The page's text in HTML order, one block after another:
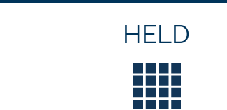
HELD